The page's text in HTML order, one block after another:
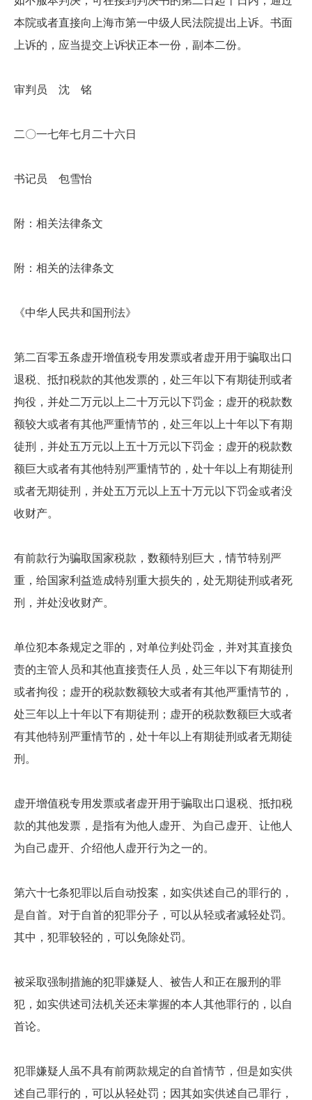
本院或者直接向上海市第一中级人民法院提出上诉。书面
上诉的，应当提交上诉状正本一份，副本二份。
审判员 沈 铭
二〇一七年七月二十六日
书记员 包雪怡
附：相关法律条文
附：相关的法律条文
《中华人民共和国刑法》
第二百零五条虚开增值税专用发票或者虚开用于骗取出口
退税、抵扣税款的其他发票的，处三年以下有期徒刑或者
拘役，并处二万元以上二十万元以下罚金；虚开的税款数
额较大或者有其他严重情节的，处三年以上十年以下有期
徒刑，并处五万元以上五十万元以下罚金；虚开的税款数
额巨大或者有其他特别严重情节的，处十年以上有期徒刑
或者无期徒刑，并处五万元以上五十万元以下罚金或者没
收财产。
有前款行为骗取国家税款，数额特别巨大，情节特别严
重，给国家利益造成特别重大损失的，处无期徒刑或者死
刑，并处没收财产。
单位犯本条规定之罪的，对单位判处罚金，并对其直接负
责的主管人员和其他直接责任人员，处三年以下有期徒刑
或者拘役；虚开的税款数额较大或者有其他严重情节的，
处三年以上十年以下有期徒刑；虚开的税款数额巨大或者
有其他特别严重情节的，处十年以上有期徒刑或者无期徒
刑。
虚开增值税专用发票或者虚开用于骗取出口退税、抵扣税
款的其他发票，是指有为他人虚开、为自己虚开、让他人
为自己虚开、介绍他人虚开行为之一的。
第六十七条犯罪以后自动投案，如实供述自己的罪行的，
是自首。对于自首的犯罪分子，可以从轻或者减轻处罚。
其中，犯罪较轻的，可以免除处罚。
被采取强制措施的犯罪嫌疑人、被告人和正在服刑的罪
犯，如实供述司法机关还未掌握的本人其他罪行的，以自
首论。
犯罪嫌疑人虽不具有前两款规定的自首情节，但是如实供
述自己罪行的，可以从轻处罚；因其如实供述自己罪行，